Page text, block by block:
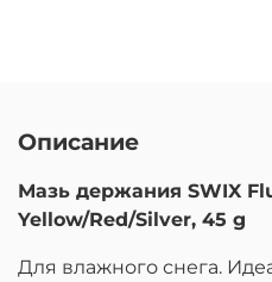
Описание
Мазь держания SWIX
Yellow/Red/Silver, 45 g
Для влажного снега.